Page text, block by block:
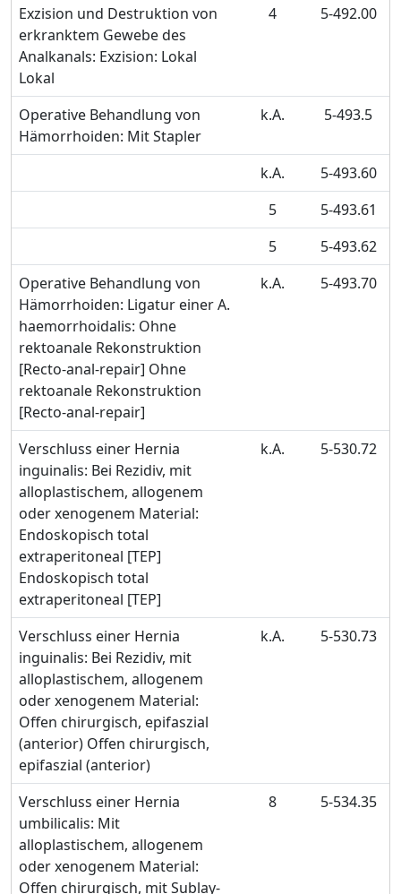
Exzision und Destruktion von
erkranktem Gewebe des
Analkanals: Exzision: Lokal
Lokal
4 5-492.00
Operative Behandlung von
Hämorrhoiden: Mit Stapler
k.A. 5-493.5
k.A.
5-493.60
5
5-493.61
5
5-493.62
Operative Behandlung von
Hämorrhoiden: Ligatur einer A.
haemorrhoidalis: Ohne
rektoanale Rekonstruktion
[Recto-anal-repair] Ohne
rektoanale Rekonstruktion
[Recto-anal-repair]
k.A. 5-493.70
Verschluss einer Hernia
inguinalis: Bei Rezidiv, mit
alloplastischem, allogenem
oder xenogenem Material:
Endoskopisch total
extraperitoneal [TEP]
Endoskopisch total
extraperitoneal [TEP]
k.A. 5-530.72
Verschluss einer Hernia
inguinalis: Bei Rezidiv, mit
alloplastischem, allogenem
oder xenogenem Material:
Offen chirurgisch, epifaszial
(anterior) Offen chirurgisch,
epifaszial (anterior)
k.A. 5-530.73
Verschluss einer Hernia
umbilicalis: Mit
alloplastischem, allogenem
oder xenogenem Material:
Offen chirurgisch, mit Sublay-
8 5-534.35